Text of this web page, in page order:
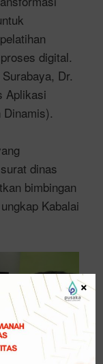
digital.
Dr.
Aplikasi
dinas
bimbingan
Kabalai
×